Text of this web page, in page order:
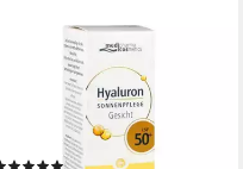
DR. THEISS NATURWAREN GMBH
Sonnenschutzcreme
HYALURON SONNENPFLEGE
Gesicht Creme LSF 50+
getönt, 50 ml